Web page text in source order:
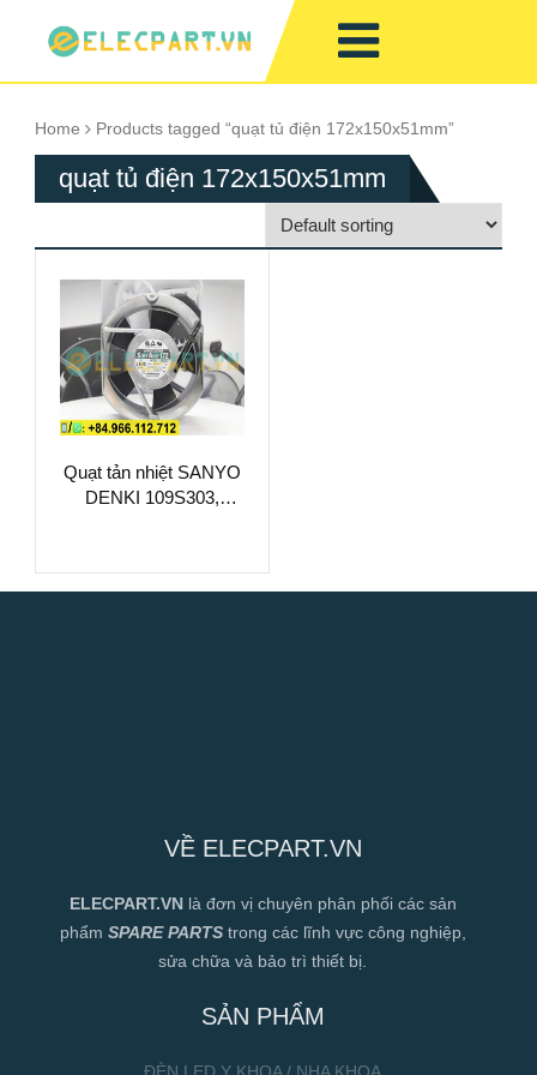
Home Products tagged “quạt tủ điện 172x150x51mm”
quạt tủ điện 172x150x51mm
Quạt tản nhiệt SANYO
DENKI 109S303,
VỀ ELECPART.VN
ELECPART.VN là đơn vị chuyên phân phối các sản
phẩm SPARE PARTStrong các lĩnh vực công nghiệp,
sửa chữa và bảo trì thiết bị.
SẢN PHẨM
ĐÈN LED Y KHOA / NHA KHOA